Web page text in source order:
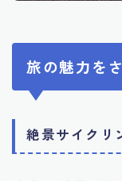
旅の魅力を
絶景サイクリ